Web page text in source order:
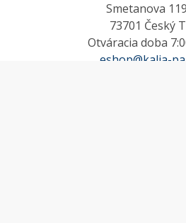
Smetanova
73701 Český
Otváracia doba
eshop@kalia-